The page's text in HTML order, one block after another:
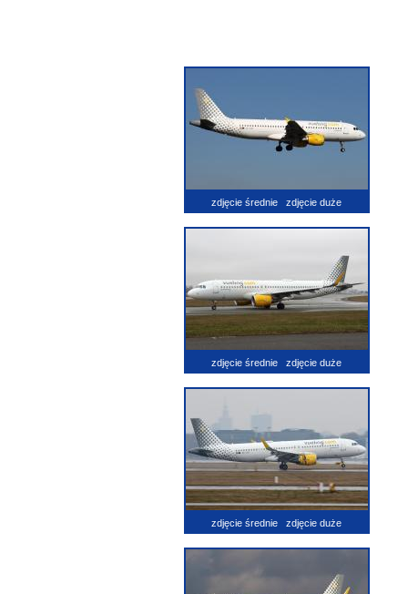
zdjęcie średnie zdjęcie duże
zdjęcie średnie zdjęcie duże
zdjęcie średnie zdjęcie duże